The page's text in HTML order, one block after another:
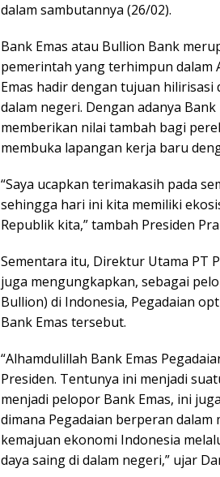
dalam sambutannya (26/02).
Bank Emas atau Bullion Bank
pemerintah yang terhimpun dalam
Emas hadir dengan tujuan
dalam negeri. Dengan adanya
memberikan nilai tambah bagi
membuka lapangan kerja baru
“Saya ucapkan terimakasih pada
sehingga hari ini kita memiliki
Republik kita,” tambah Presiden
Sementara itu, Direktur Utama PT
juga mengungkapkan, sebagai
Bullion) di Indonesia, Pegadaian
Bank Emas tersebut.
“Alhamdulillah Bank Emas
Presiden. Tentunya ini menjadi
menjadi pelopor Bank Emas, ini
dimana Pegadaian berperan
kemajuan ekonomi Indonesia
daya saing di dalam negeri,” ujar